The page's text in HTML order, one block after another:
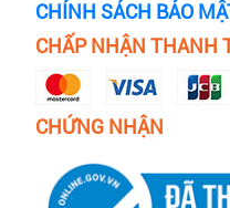
CHÍNH SÁCH BẢO
CHẤP NHẬN THANH
CHỨNG NHẬN